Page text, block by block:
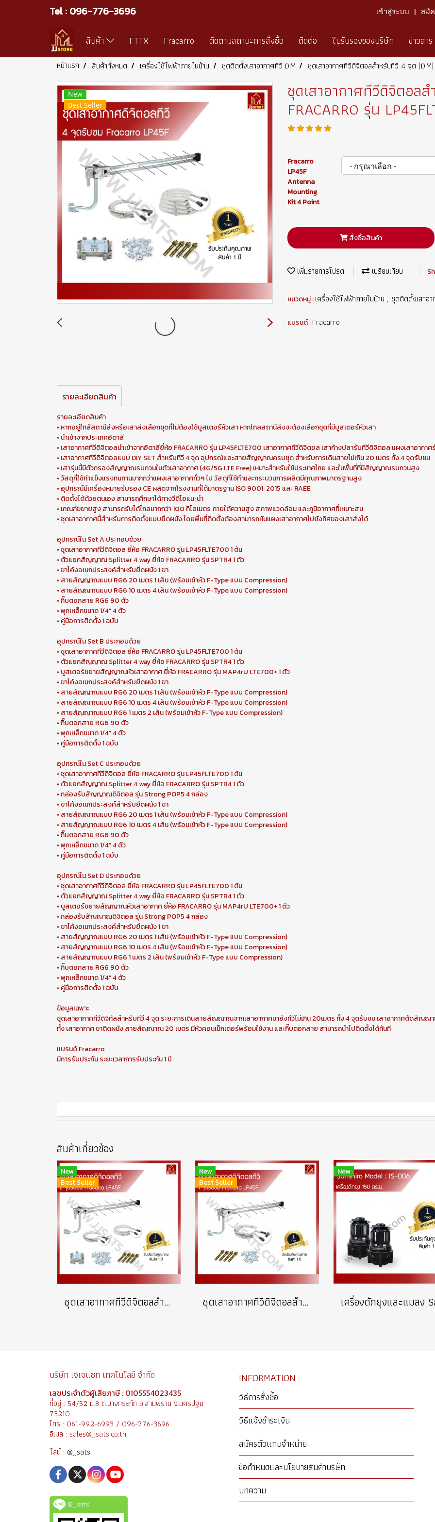
Tel : 096-776-3696 เข้าสู่ระบบ สมั
สินค้า FTTX Fracarro ติดตามสถานะการสั่งซื้อ ติดต่อ ใบรับรองของบริษัท ข่าวสาร
หน้าแรก สินค้าทั้งหมด เครื่องใช้ไฟฟ้าภายในบ้าน ชุดติดตั้งเสาอากาศทีวี DIY ชุดเสาอากาศทีวีดิจิตอลสำหรับทีวี 4 จุด
New
Best Seller
ชุดเสาอากาศทีวีดิจิตอล
FRACARRO รุ่น
Fracarro
LP45F
Antenna
Mounting
Kit 4 Point
สั่งซื้อสินค้า
เพิ่มรายการโปรด เปรียบเทียบ
หมวดหมู่ :เครื่องใช้ไฟฟ้าภายในบ้าน , ชุดติดตั้งเสาอ
แบรนด์ :Fracarro
รายละเอียดสินค้า
รายละเอียดสินค้า
• หากอยู่ใกล้สถานีส่งหรือเสาส่งเลือกชุดที่ไม่ต้องใช้บูสเตอร์หัวเสา หากไกลสถานีส่งจะต้องเลือกชุดที่มีบูสเตอร์หัวเสา
• นำเข้าจากประเทศอิตาลี
• เสาอากาศทีวีดิจิตอลนำเข้าจากอิตาลียี่ห้อ FRACARRO รุ่น LP45FLTE700 เสาอากาศทีวีดิจิตอล เสาก้างปลารับทีวีดิจิตอล แผงเสาอากา
• เสาอากาศทีวีดิจิตอลแบบ DIY SET สำหรับทีวี 4 จุด อุปกรณ์และสายสัญญาณครบชุด สำหรับการเดินสายไม่เกิน 20 เมตร ทั้ง 4 จุดรับชม
• เสารุ่นนี้มีตัวกรองสัญญาณรบกวนในตัวเสาอากาศ (4G/5G LTE Free) เหมาะสำหรับใช้ประเทศไทย และในพื้นที่ที่มีสัญญาณรบกวนสูง
• วัสดุที่ใช้ทำแข็งแรงทนทานมากกว่าแผงเสาอากาศทั่วๆ ไป วัสดุที่ใช้ทำและกระบวนการผลิตมีคุณภาพมาตรฐานสูง
• อุปกรณ์มีเครื่องหมายรับรอง CE ผลิตจากโรงงานที่ได้มาตรฐาน ISO 9001: 2015 และ RAEE
• ติดตั้งได้ด้วยตนเอง สามารถศึกษาได้ทางวีดีโอแนะนำ
• เกณฑ์ขยายสูง สามารถรับได้ไกลมากกว่า 100 กิโลเมตร ภายใต้ความสูง สภาพแวดล้อม และภูมิอากาศที่เหมาะสม
• ชุดเสาอากาศนี้สำหรับการติดตั้งแบบยึดผนัง โดยพื้นที่ติดตั้งต้องสามารถหันแผงเสาอากาศไปยังทิศของเสาส่งได้
อุปกรณ์ใน Set A ประกอบด้วย
• ชุดเสาอากาศทีวีดิจิตอล ยี่ห้อ FRACARRO รุ่น LP45FLTE700 1 ต้น
• ตัวแยกสัญญาณ Splitter 4 way ยี่ห้อ FRACARRO รุ่น SPTR4 1 ตัว
• ขาโค้งอเนกประสงค์สำหรับยึดผนัง 1 ขา
• สายสัญญาณแบบ RG6 20 เมตร 1 เส้น (พร้อมเข้าหัว F-Type แบบ Compression)
• สายสัญญาณแบบ RG6 10 เมตร 4 เส้น (พร้อมเข้าหัว F-Type แบบ Compression)
• กิ๊บตอกสาย RG6 90 ตัว
• พุกเหล็กขนาด 1/4” 4 ตัว
• คู่มือการติดตั้ง 1 ฉบับ
อุปกรณ์ใน Set B ประกอบด้วย
• ชุดเสาอากาศทีวีดิจิตอล ยี่ห้อ FRACARRO รุ่น LP45FLTE700 1 ต้น
• ตัวแยกสัญญาณ Splitter 4 way ยี่ห้อ FRACARRO รุ่น SPTR4 1 ตัว
• บูสเตอร์ขยายสัญญาณหัวเสาอากาศ ยี่ห้อ FRACARRO รุ่น MAP4rU LTE700+ 1 ตัว
• ขาโค้งอเนกประสงค์สำหรับยึดผนัง 1 ขา
• สายสัญญาณแบบ RG6 20 เมตร 1 เส้น (พร้อมเข้าหัว F-Type แบบ Compression)
• สายสัญญาณแบบ RG6 10 เมตร 4 เส้น (พร้อมเข้าหัว F-Type แบบ Compression)
• สายสัญญาณแบบ RG6 1 เมตร 2 เส้น (พร้อมเข้าหัว F-Type แบบ Compression)
• กิ๊บตอกสาย RG6 90 ตัว
• พุกเหล็กขนาด 1/4” 4 ตัว
• คู่มือการติดตั้ง 1 ฉบับ
อุปกรณ์ใน Set C ประกอบด้วย
• ชุดเสาอากาศทีวีดิจิตอล ยี่ห้อ FRACARRO รุ่น LP45FLTE700 1 ต้น
• ตัวแยกสัญญาณ Splitter 4 way ยี่ห้อ FRACARRO รุ่น SPTR4 1 ตัว
• กล่องรับสัญญาณดิจิตอล รุ่น Strong POP5 4 กล่อง
• ขาโค้งอเนกประสงค์สำหรับยึดผนัง 1 ขา
• สายสัญญาณแบบ RG6 20 เมตร 1 เส้น (พร้อมเข้าหัว F-Type แบบ Compression)
• สายสัญญาณแบบ RG6 10 เมตร 4 เส้น (พร้อมเข้าหัว F-Type แบบ Compression)
• กิ๊บตอกสาย RG6 90 ตัว
• พุกเหล็กขนาด 1/4” 4 ตัว
• คู่มือการติดตั้ง 1 ฉบับ
อุปกรณ์ใน Set D ประกอบด้วย
• ชุดเสาอากาศทีวีดิจิตอล ยี่ห้อ FRACARRO รุ่น LP45FLTE700 1 ต้น
• ตัวแยกสัญญาณ Splitter 4 way ยี่ห้อ FRACARRO รุ่น SPTR4 1 ตัว
• บูสเตอร์ขยายสัญญาณหัวเสาอากาศ ยี่ห้อ FRACARRO รุ่น MAP4rU LTE700+ 1 ตัว
• กล่องรับสัญญาณดิจิตอล รุ่น Strong POP5 4 กล่อง
• ขาโค้งอเนกประสงค์สำหรับยึดผนัง 1 ขา
• สายสัญญาณแบบ RG6 20 เมตร 1 เส้น (พร้อมเข้าหัว F-Type แบบ Compression)
• สายสัญญาณแบบ RG6 10 เมตร 4 เส้น (พร้อมเข้าหัว F-Type แบบ Compression)
• สายสัญญาณแบบ RG6 1 เมตร 2 เส้น (พร้อมเข้าหัว F-Type แบบ Compression)
• กิ๊บตอกสาย RG6 90 ตัว
• พุกเหล็กขนาด 1/4” 4 ตัว
• คู่มือการติดตั้ง 1 ฉบับ
ข้อมูลเฉพาะ
ชุดเสาอากาศทีวีดิจิทัลสำหรับทีวี 4 จุด ระยะการเดินสายสัญญาณจากเสาอากาศมายังทีวีไม่เกิน 20เมตร ทั้ง 4 จุดรับชม เสาอากาศตัดสั
ทั้ง เสาอากาศ ขาติดผนัง สายสัญญาณ 20 เมตร มีหัวคอนเน็กเตอร์พร้อมใช้งาน และกิ๊บตอกสาย สามารถนำไปติดตั้งได้ทันที
แบรนด์ Fracarro
มีการรับประกัน ระยะเวลาการรับประกัน 1 ปี
สินค้าเกี่ยวข้อง
New
Best Seller
ชุดเสาอากาศทีวีดิจิตอลสำหรับทีวี 2 จุด (DIY) FRACARRO รุ่น LP45FLTE700
New
Best Seller
ชุดเสาอากาศทีวีดิจิตอลสำหรับทีวี 1 จุด (DIY) FRACARRO รุ่น LP45FLTE700
New
บริษัท เจเจแซท เทคโนโลยี จำกัด
เลขประจำตัวผู้เสียภาษี : 0105554023435
ที่อยู่ : 54/52 ม.8 ต.บางกระทึก อ.สามพราน จ.นครปฐม
73210
โทร : 061-992-6993 / 096-776-3696
อีเมล : sales@jjsats.co.th
ไลน์ : @jjsats
@jjsats
INFORMATION
วิธีการสั่งซื้อ
วิธีแจ้งชำระเงิน
สมัครตัวแทนจำหน่าย
ข้อกำหนดและนโยบายสินค้าบริษัท
บทความ